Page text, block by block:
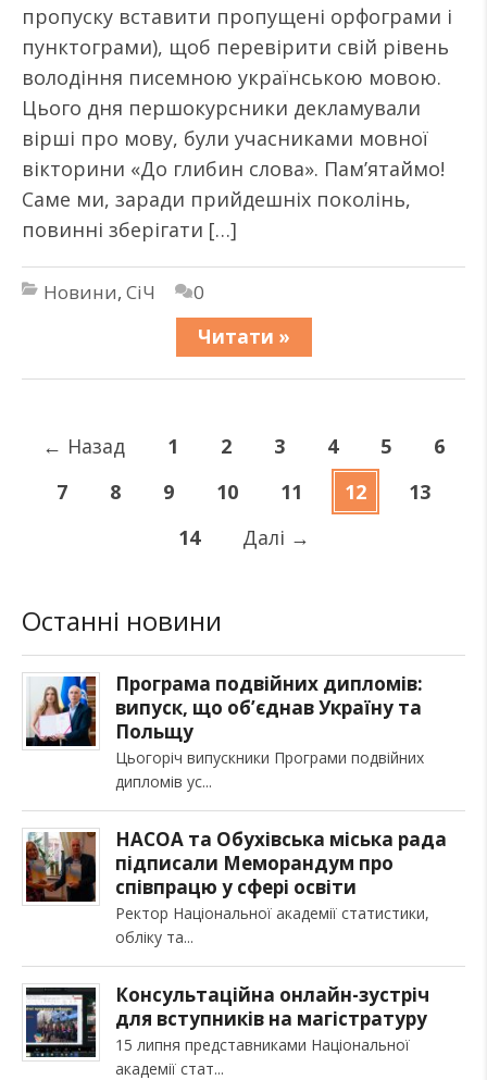
пропуску вставити пропущені орфограми і
пунктограми), щоб перевірити свій рівень
володіння писемною українською мовою.
Цього дня першокурсники декламували
вірші про мову, були учасниками мовної
вікторини «До глибин слова». Пам’ятаймо!
Саме ми, заради прийдешніх поколінь,
повинні зберігати […]
Новини, СіЧ
0
Читати »
← Назад 1 2 3 4 5
6
7
8 9 10 11 12
13
14
Далі →
Останні новини
Програма подвійних дипломів:
випуск, що об’єднав Україну та
Польщу
Цьогоріч випускники Програми подвійних
дипломів ус
НАСОА та Обухівська міська рада
підписали Меморандум про
співпрацю у сфері освіти
Ректор Національної академії статистики,
обліку та
Консультаційна онлайн-зустріч
для вступників на магістратуру
15 липня представниками Національної
академії стат